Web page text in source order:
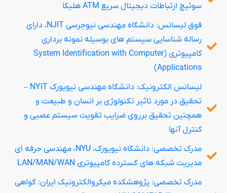
سوئيچ ارتباطات دیجیتال سریع ATM هليكا
فوق لیسانس: دانشگاه مهندسی نیوجرسی NJIT، دارای
رساله شناسایی سیستم های بوسیله نمونه برداری
کامپیوتری (System Identification with Computer
Applications)
لیسانس الکترونیک: دانشگاه مهندسی نیویورک NYIT –
تحقیق در مورد تاثیر تکنولوژی بر انسان و طبیعت و
همچنین تحقیق برروی ضرایب تقویت سیستم عصبی و
کنترل آنها
مدرک تخصصی: دانشگاه نیویورک، NYU، مهندسی حرفه ای
مدیریت شبکه های گسترده کامپیوتری LAN/MAN/WAN
مدرک تخصصی: پژوهشکده میکروالکترونیک ایران: گواهی